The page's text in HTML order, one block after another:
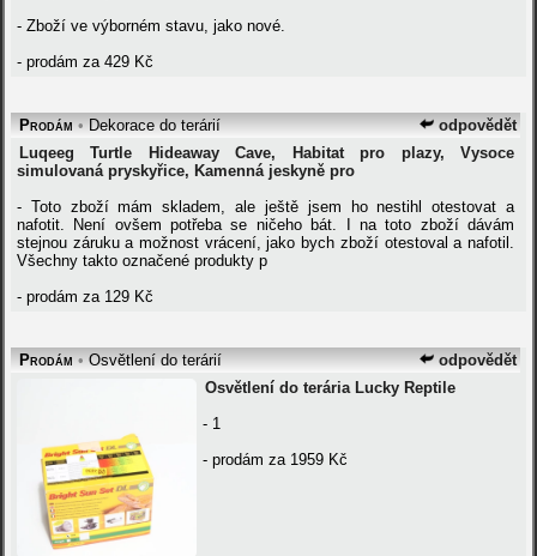
- Zboží ve výborném stavu, jako nové.
- prodám za 429 Kč
odpovědět
Prodám •Dekorace do terárií
Luqeeg Turtle Hideaway Cave, Habitat pro plazy, Vysoce
simulovaná pryskyřice, Kamenná jeskyně pro
- Toto zboží mám skladem, ale ještě jsem ho nestihl otestovat a
nafotit. Není ovšem potřeba se ničeho bát. I na toto zboží dávám
stejnou záruku a možnost vrácení, jako bych zboží otestoval a nafotil.
Všechny takto označené produkty p
- prodám za 129 Kč
odpovědět
Prodám •Osvětlení do terárií
Osvětlení do terária Lucky Reptile
- 1
- prodám za 1959 Kč